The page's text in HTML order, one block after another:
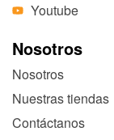
Youtube
Nosotros
Nosotros
Nuestras tiendas
Contáctanos